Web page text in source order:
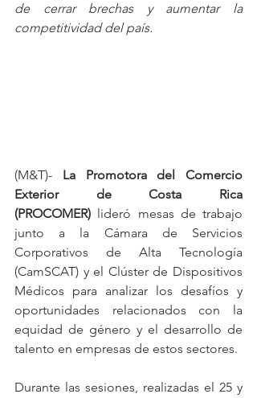
de cerrar brechas y aumentar la
competitividad del país.
(M&T)- La Promotora del Comercio
Exterior de Costa Rica
(PROCOMER) lideró mesas de trabajo
junto a la Cámara de Servicios
Corporativos de Alta Tecnología
(CamSCAT) y el Clúster de Dispositivos
Médicos para analizar los desafíos y
oportunidades relacionados con la
equidad de género y el desarrollo de
talento en empresas de estos sectores.
Durante las sesiones, realizadas el 25 y